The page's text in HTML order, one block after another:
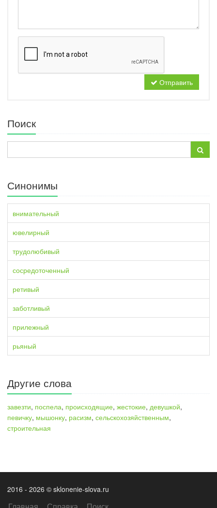
Отправить
Поиск
Синонимы
внимательный
ювелирный
трудолюбивый
сосредоточенный
ретивый
заботливый
прилежный
рьяный
Другие слова
завезти, поспела, происходящие, жестокие, девушкой,
певичку, мышонку, расизм, сельскохозяйственным,
строительная
2016 - 2026 © sklonenie-slova.ru